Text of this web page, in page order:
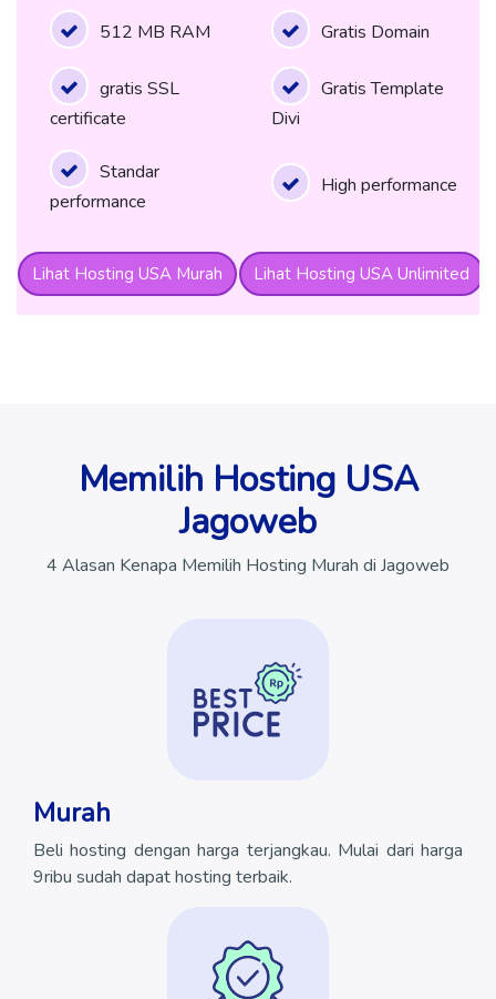
512 MB RAM Gratis Domain
gratis SSL
certificate
Gratis Template
Divi
Standar
performance
High performance
Lihat Hosting USA Murah Lihat Hosting USA Unlimited
Memilih Hosting USA
Jagoweb
4 Alasan Kenapa Memilih Hosting Murah di Jagoweb
Murah
Beli hosting dengan harga terjangkau. Mulai dari harga
9ribu sudah dapat hosting terbaik.